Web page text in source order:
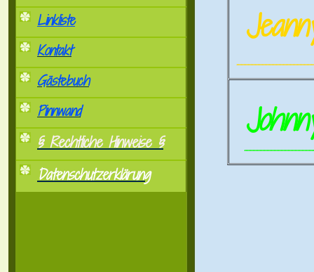
Linkliste
Kontakt
Gästebuch
Pinnwand
§ Rechtliche Hinweise §
Datenschutzerklärung